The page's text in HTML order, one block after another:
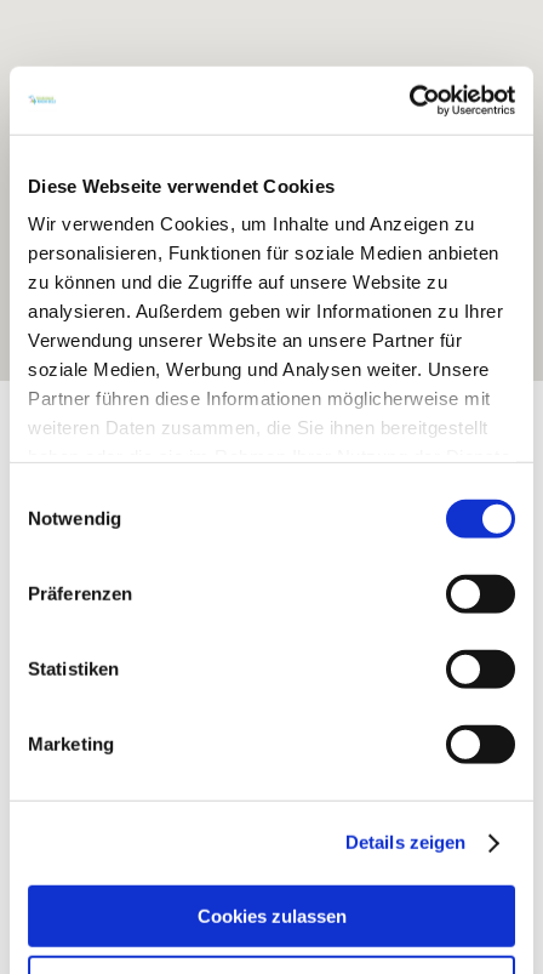
Diese Webseite verwendet Cookies
Wir verwenden Cookies, um Inhalte und Anzeigen zu
personalisieren, Funktionen für soziale Medien anbieten
zu können und die Zugriffe auf unsere Website zu
analysieren. Außerdem geben wir Informationen zu Ihrer
Verwendung unserer Website an unsere Partner für
soziale Medien, Werbung und Analysen weiter. Unsere
Partner führen diese Informationen möglicherweise mit
weiteren Daten zusammen, die Sie ihnen bereitgestellt
Notwendig
Präferenzen
Statistiken
Marketing
Details zeigen
Cookies zulassen
Gemeinde:
Exposition: Nordwest bis West
Region:
St. Jakobsberg
Gemarkung: Ockenheim